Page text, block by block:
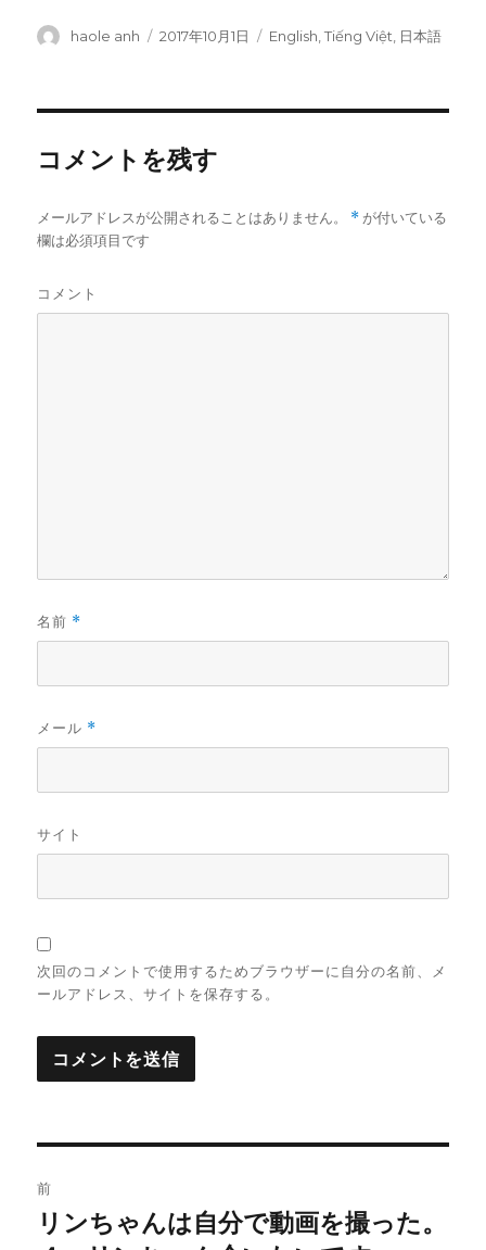
投
haole anh
投
2017年10月1日
カ
English ,Tiếng Việt 日本語
コメントを残す
メールアドレスが公開されることはありません。 * が付いている
欄は必須項目です
コメント
名前 *
メール *
サイト
次回のコメントで使用するためブラウザーに自分の名前、メ
ールアドレス、サイトを保存する。
稿
前
前
リンちゃんは自分で動画を撮った。